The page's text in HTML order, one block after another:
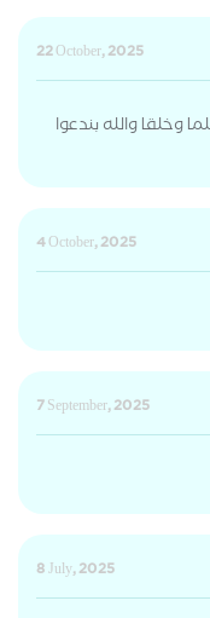
22 October, 2025
وخلقا والله بندعوا
4 October, 2025
7 September, 2025
8 July, 2025